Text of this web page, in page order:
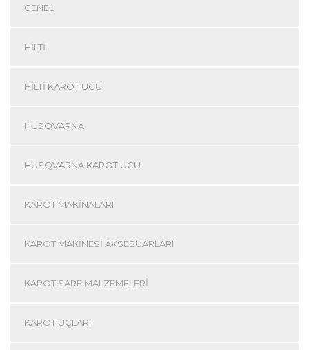
GENEL
HILTI
HILTI KAROT UCU
HUSQVARNA
HUSQVARNA KAROT UCU
KAROT MAKINALARI
KAROT MAKINESI AKSESUARLARI
KAROT SARF MALZEMELERI
KAROT UÇLARI